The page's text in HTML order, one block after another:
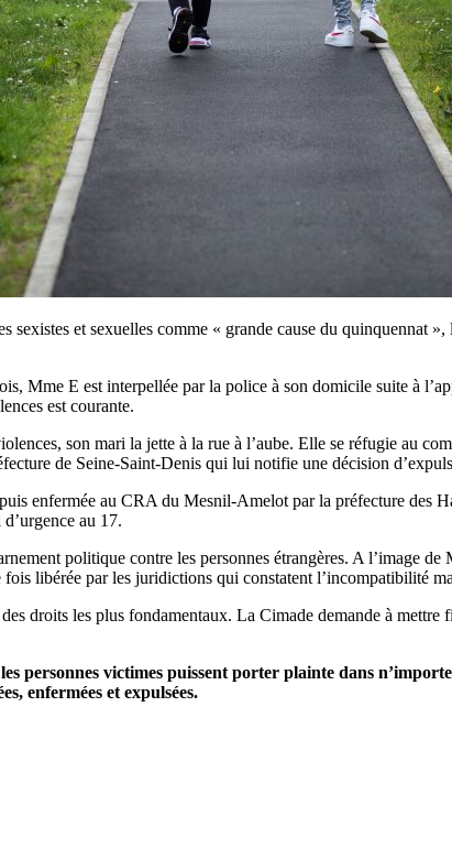
et sexuelles comme « grande cause du quinquennat
Mme E est interpellée par la police à son domicile suite à
est courante.
son mari la jette à la rue à l’aube. Elle se réfugie au
de Seine-Saint-Denis qui lui notifie une décision
enfermée au CRA du Mesnil-Amelot par la préfecture des
au 17.
politique contre les personnes étrangères. A l’image
libérée par les juridictions qui constatent l’incompatibilité
droits les plus fondamentaux. La Cimade demande à
personnes victimes puissent porter plainte dans
enfermées et expulsées.